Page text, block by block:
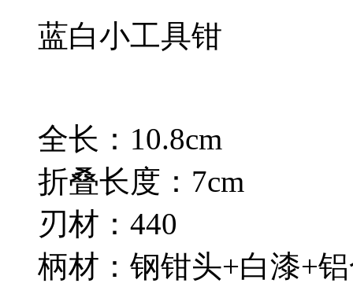
蓝白小工具钳
全长：10.8cm
折叠长度：7cm
刃材：440
柄材：钢钳头+白漆+